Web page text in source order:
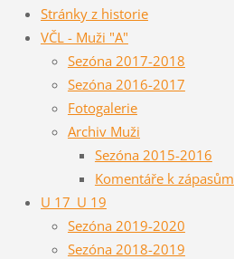
Stránky z historie
VČL - Muži "A"
Sezóna 2017-2018
Sezóna 2016-2017
Fotogalerie
Archiv Muži
Sezóna 2015-2016
Komentáře k zápasům
U 17_U 19
Sezóna 2019-2020
Sezóna 2018-2019